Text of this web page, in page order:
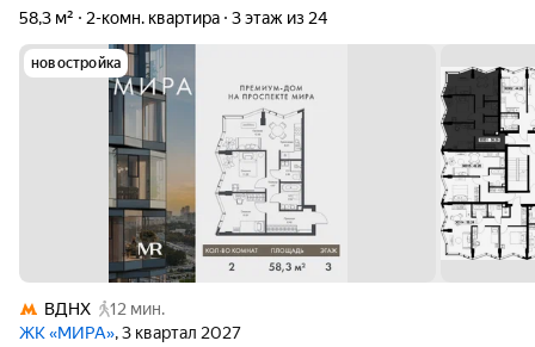
58,3 м²
2-комн. квартира 3 этаж из 24
новостройка
ВДНХ
12 мин.
ЖК «МИРА», 3 квартал 2027